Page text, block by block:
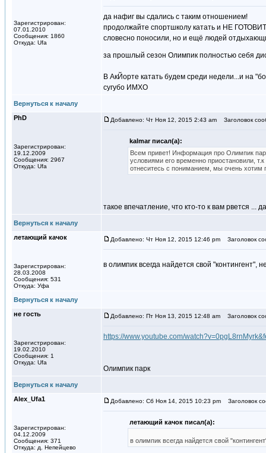
Зарегистрирован:
07.01.2010
Сообщения: 1860
Откуда: Ufa
да нафиг вы сдались с таким отношением!
продолжайте спортшколу катать и НЕ
словесно поносили, но и ещё людей
за прошлый сезон Олимпик полностью себя
В АкЙорте катать будем среди недели...и на
сугубо ИМХО
Вернуться к началу
PhD
Зарегистрирован:
19.12.2009
Сообщения: 2967
Откуда: Ufa
Добавлено: Чт Ноя 12, 2015 2:43 am Заголовок
kalmar писал(а):
Всем привет! Информация про Олимпик
условиями его временно приостановили,
отнеситесь с пониманием, мы очень хотим
такое впечатление, что кто-то к вам рвется ...
Вернуться к началу
летающий качок
Зарегистрирован:
28.03.2008
Сообщения: 531
Откуда: Уфа
Добавлено: Чт Ноя 12, 2015 12:46 pm Заголовок
в олимпик всегда найдется свой "контингент",
Вернуться к началу
не гость
Зарегистрирован:
19.02.2010
Сообщения: 1
Откуда: Ufa
Добавлено: Пт Ноя 13, 2015 12:48 am Заголовок
https://www.youtube.com/
Олимпик парк
Вернуться к началу
Alex_Ufa1
Зарегистрирован:
04.12.2009
Сообщения: 371
Откуда: д. Непейцево
Добавлено: Сб Ноя 14, 2015 10:23 pm Заголовок
летающий качок писал(а):
в олимпик всегда найдется свой